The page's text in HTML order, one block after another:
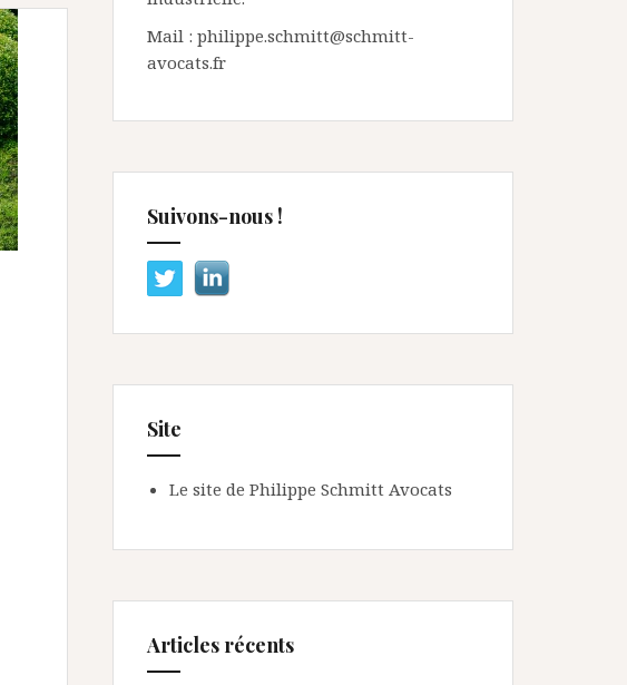
Mail : philippe.schmitt@schmitt-
avocats.fr
Suivons-nous !
Site
Le site de Philippe Schmitt Avocats
Articles récents